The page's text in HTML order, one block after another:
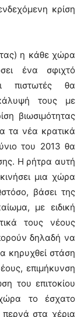
κρίση
η κάθε χώρα
ένα σφιχτό
πιστωτές θα
τους με
βιωσιμότητας
τα νέα κρατικά
του 2013 θα
Η ρήτρα αυτή
μια χώρα
βάσει της
με ειδική
τους νέους
δηλαδή να
κηρυχθεί στάση
επιμήκυνση
του επιτοκίου
το έσχατο
στα χέρια